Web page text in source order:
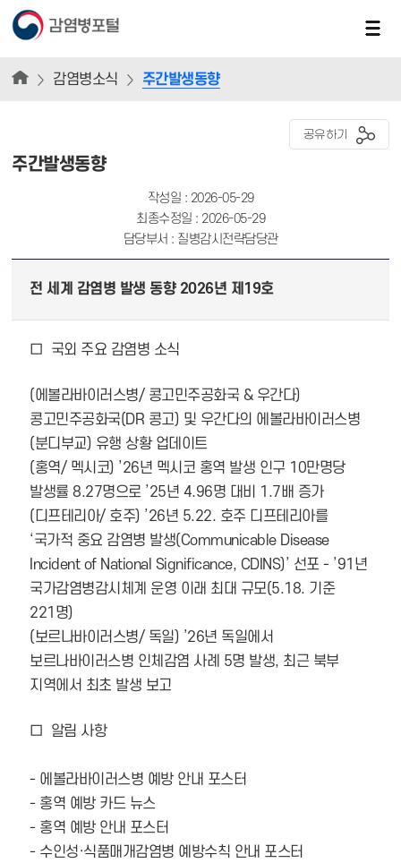
감염병소식 주간발생동향
공유하기
주간발생동향
작성일 : 2026-05-29
최종수정일 : 2026-05-29
담당부서 : 질병감시전략담당관
전 세계 감염병 발생 동향 2026년 제19호
□ 국외 주요 감염병 소식
(에볼라바이러스병/ 콩고민주공화국 & 우간다)
콩고민주공화국(DR 콩고) 및 우간다의 에볼라바이러스병
(분디부교) 유행 상황 업데이트
(홍역/ 멕시코) ’26년 멕시코 홍역 발생 인구 10만명당
발생률 8.27명으로 ’25년 4.96명 대비 1.7배 증가
(디프테리아/ 호주) ’26년 5.22. 호주 디프테리아를
‘국가적 중요 감염병 발생(Communicable Disease
Incident of National Significance, CDINS)’ 선포 - ’91년
국가감염병감시체계 운영 이래 최대 규모(5.18. 기준
221명)
(보르나바이러스병/ 독일) ’26년 독일에서
보르나바이러스병 인체감염 사례 5명 발생, 최근 북부
지역에서 최초 발생 보고
□ 알림 사항
- 에볼라바이러스병 예방 안내 포스터
- 홍역 예방 카드 뉴스
- 홍역 예방 안내 포스터
- 수인성·식품매개감염병 예방수칙 안내 포스터